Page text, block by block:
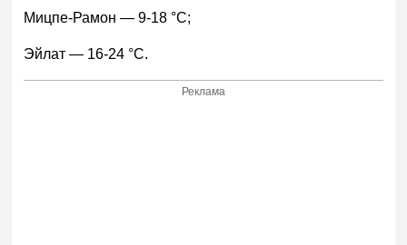
Мицпе-Рамон — 9-18 °С;
Эйлат — 16-24 °С.
Реклама